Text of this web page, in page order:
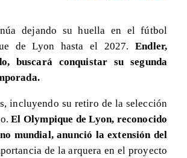
dejando su huella en el fútbol
de Lyon hasta el 2027.Endler,
buscará conquistar su segunda
incluyendo su retiro de la selección
El Olympique de Lyon, reconocido
mundial, anunció la extensión del
de la arquera en el proyecto